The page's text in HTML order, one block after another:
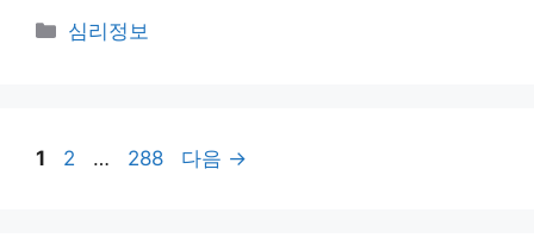
카
심리정보
페
1
페
2 …
페
288 다음 →